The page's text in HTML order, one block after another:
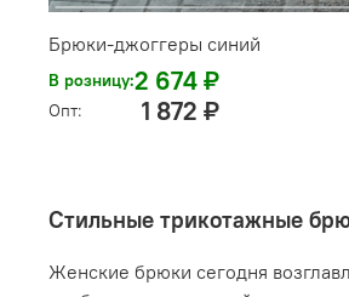
Брюки-джоггеры синий
В розницу:2 674 ₽
Опт: 1 872 ₽
Стильные трикотажные
Женские брюки сегодня